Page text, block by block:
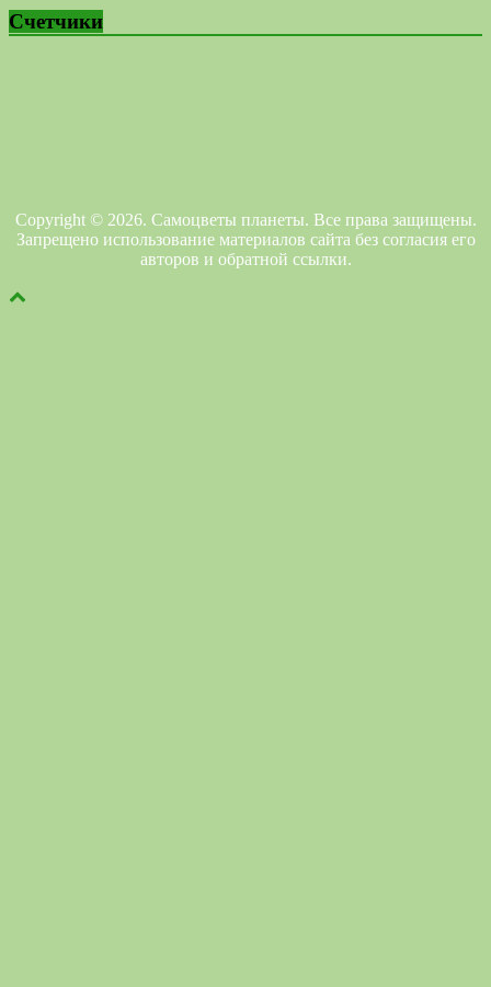
Счетчики
Copyright © 2026. Самоцветы планеты. Все права защищены.
Запрещено использование материалов сайта без согласия его
авторов и обратной ссылки.